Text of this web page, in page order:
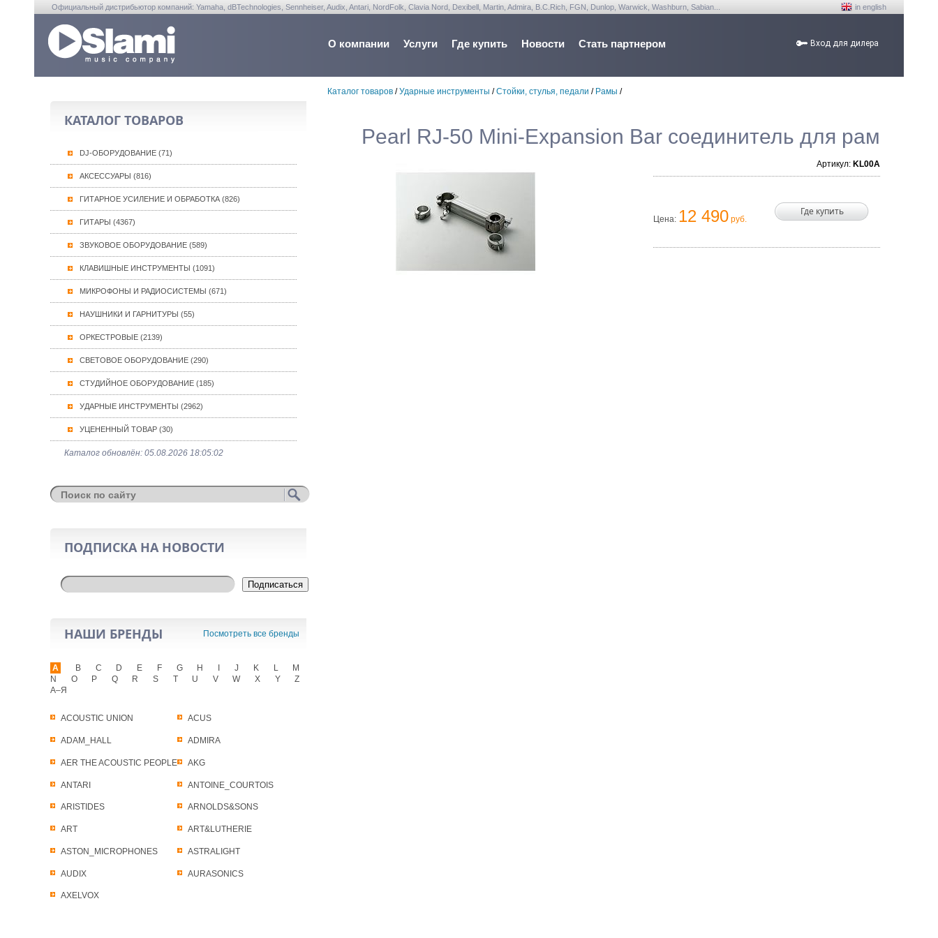
Официальный дистрибьютор компаний: Yamaha, dBTechnologies, Sennheiser, Audix, Antari, NordFolk, Clavia Nord, Dexibell, Martin, Admira, B.C.Rich, FGN, Dunlop, Warwick, Washburn, Sabian... in english
О компании Услуги Где купить Новости Стать партнером Вход для дилера
КАТАЛОГ ТОВАРОВ
DJ-ОБОРУДОВАНИЕ (71)
АКСЕССУАРЫ (816)
ГИТАРНОЕ УСИЛЕНИЕ И ОБРАБОТКА (826)
ГИТАРЫ (4367)
ЗВУКОВОЕ ОБОРУДОВАНИЕ (589)
КЛАВИШНЫЕ ИНСТРУМЕНТЫ (1091)
МИКРОФОНЫ И РАДИОСИСТЕМЫ (671)
НАУШНИКИ И ГАРНИТУРЫ (55)
ОРКЕСТРОВЫЕ (2139)
СВЕТОВОЕ ОБОРУДОВАНИЕ (290)
СТУДИЙНОЕ ОБОРУДОВАНИЕ (185)
УДАРНЫЕ ИНСТРУМЕНТЫ (2962)
УЦЕНЕННЫЙ ТОВАР (30)
Каталог обновлён: 05.08.2026 18:05:02
ПОДПИСКА НА НОВОСТИ
Подписаться
НАШИ БРЕНДЫ Посмотреть все бренды
A
ACOUSTIC UNION ACUS
ADAM_HALL ADMIRA
AER THE ACOUSTIC PEOPLE AKG
ANTARI ANTOINE_COURTOIS
ARISTIDES ARNOLDS&SONS
ART ART&LUTHERIE
ASTON_MICROPHONES ASTRALIGHT
AUDIX AURASONICS
AXELVOX
B C D E F G H J K L
M
N
O P Q R S T U V W X Y
Z
А–Я
Каталог товаров /Ударные инструменты /Стойки, стулья, педали / Рамы /
Pearl RJ-50 Mini-Expansion Bar соединитель для рам
Артикул: KL00A
Цена: 12 490 руб.
Где купить